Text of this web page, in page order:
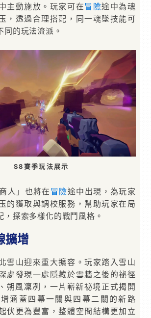
主動施放。玩家可在冒險途中為魂
，透過合理搭配，同一魂墜技能可
同的玩法流派。
S8賽季玩法展示
人」也將在 冒險途中出現，為玩家
的獲取與調校服務，幫助玩家在局
，探索多樣化的戰鬥風格。
擴增
雪山迎來重大擴容。玩家踏入雪山
處發現一處隱藏於雪牆之後的祕徑
風凜冽，一片嶄新祕境正式揭開
涵蓋四幕一關與四幕二關的新路
伏更為豐富，整體空間結構更加立